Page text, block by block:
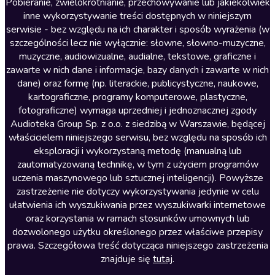
Literatura faktu
Literatura obyczajowa
Literatura piękna obca
Literatura piękna polska
Nagrania relaksacyjne
Nauka języków
Nauki humanistyczne
Podcasty i audycje
Polityka
Prasa
Religia
Romans
inne wykorzystywanie treści dostępnych w niniejszym
serwisie - bez względu na ich charakter i sposób wyrażenia (w
szczególności lecz nie wyłącznie: słowne, słowno-muzyczne,
muzyczne, audiowizualne, audialne, tekstowe, graficzne i
zawarte w nich dane i informacje, bazy danych i zawarte w nich
dane) oraz formę (np. literackie, publicystyczne, naukowe,
kartograficzne, programy komputerowe, plastyczne,
fotograficzne) wymaga uprzedniej i jednoznacznej zgody
Audioteka Group Sp. z o.o. z siedzibą w Warszawie, będącej
właścicielem niniejszego serwisu, bez względu na sposób ich
eksploracji i wykorzystaną metodę (manualną lub
zautomatyzowaną technikę, w tym z użyciem programów
uczenia maszynowego lub sztucznej inteligencji). Powyższe
zastrzeżenie nie dotyczy wykorzystywania jedynie w celu
ułatwienia ich wyszukiwania przez wyszukiwarki internetowe
oraz korzystania w ramach stosunków umownych lub
dozwolonego użytku określonego przez właściwe przepisy
prawa. Szczegółowa treść dotycząca niniejszego zastrzeżenia
znajduje się tutaj.